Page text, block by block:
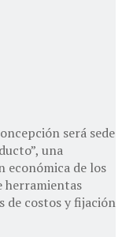
será sede
una
económica de los
herramientas
de costos y fijación